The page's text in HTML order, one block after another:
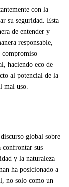
con la
su seguridad. Esta
de entender y
responsable,
compromiso
haciendo eco de
al potencial de la
mal uso.
global sobre
sus
y la naturaleza
ha posicionado a
no solo como un